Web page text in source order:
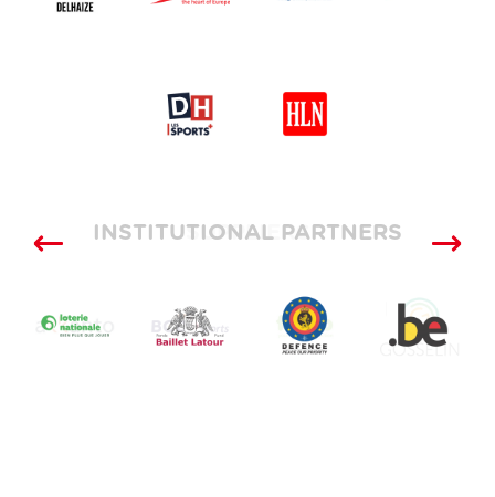
SUPPLIERS
INSTITUTIONAL PARTNERS